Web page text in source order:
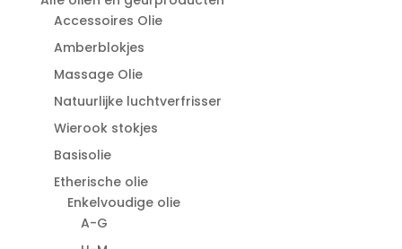
Accessoires Olie
Amberblokjes
Massage Olie
Natuurlijke luchtverfrisser
Wierook stokjes
Basisolie
Etherische olie
Enkelvoudige olie
A-G